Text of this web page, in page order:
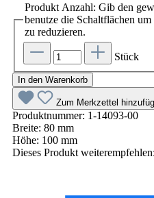
Produkt Anzahl: Gib den
benutze die Schaltflächen
zu reduzieren.
Stück
In den Warenkorb
Zum Merkzettel
Produktnummer: 1-14093-00
Breite: 80 mm
Höhe: 100 mm
Dieses Produkt weiterempfehlen: